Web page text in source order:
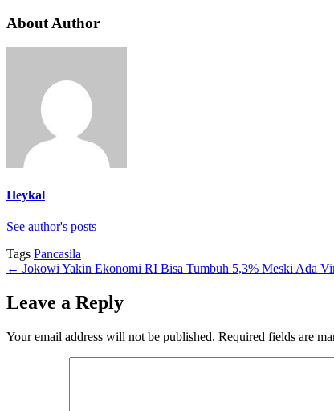
About Author
Heykal
See author's posts
Tags Pancasila
← Jokowi Yakin Ekonomi RI Bisa Tumbuh 5,3% Meski Ada
Leave a Reply
Your email address will not be published. Required fields are